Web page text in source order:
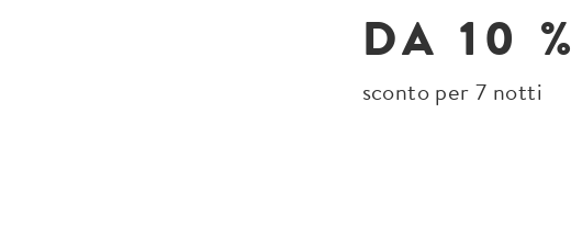
DA 10 %
sconto per 7 notti